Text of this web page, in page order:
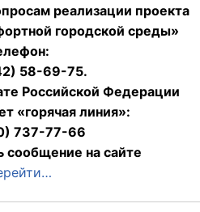
реализации проекта
городской среды»
58-69-75.
Российской Федерации
«горячая линия»:
737-77-66
сообщение на сайте